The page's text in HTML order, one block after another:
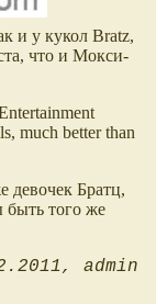
и у кукол Bratz,
что и Мокси-
much better than
девочек Братц,
быть того же
admin